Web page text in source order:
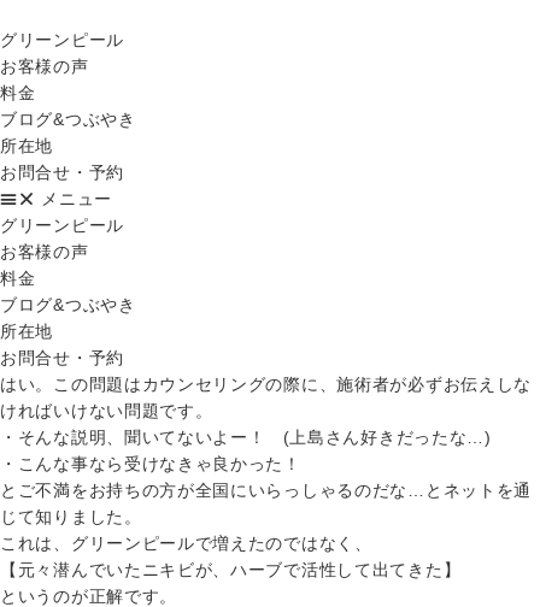
グリーンピール
お客様の声
料金
ブログ&つぶやき
所在地
お問合せ・予約
メニュー
グリーンピール
お客様の声
料金
ブログ&つぶやき
所在地
お問合せ・予約
はい。この問題はカウンセリングの際に、施術者が必ずお伝えしな
ければいけない問題です。
・そんな説明、聞いてないよー！ (上島さん好きだったな…)
・こんな事なら受けなきゃ良かった！
とご不満をお持ちの方が全国にいらっしゃるのだな…とネットを通
じて知りました。
これは、グリーンピールで増えたのではなく、
【元々潜んでいたニキビが、ハーブで活性して出てきた】
というのが正解です。